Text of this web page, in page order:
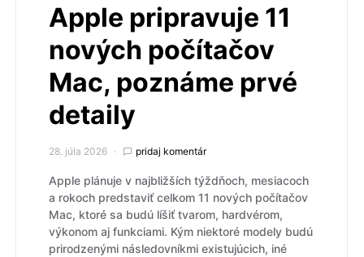
Apple pripravuje 11
nových počítačov
Mac, poznáme prvé
detaily
28. júla 2026 pridaj komentár
Apple plánuje v najbližších týždňoch, mesiacoch
a rokoch predstaviť celkom 11 nových počítačov
Mac, ktoré sa budú líšiť tvarom, hardvérom,
výkonom aj funkciami. Kým niektoré modely budú
prirodzenými následovníkmi existujúcich, iné